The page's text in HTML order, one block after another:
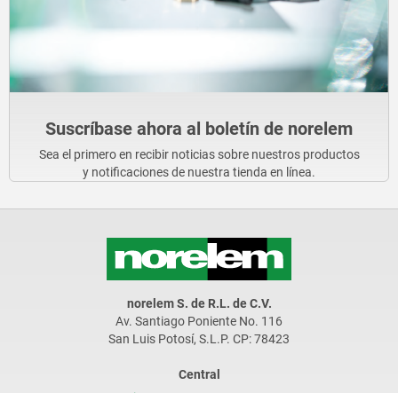
Suscríbase ahora al boletín de norelem
Sea el primero en recibir noticias sobre nuestros productos
y notificaciones de nuestra tienda en línea.
norelem S. de R.L. de C.V.
Av. Santiago Poniente No. 116
San Luis Potosí, S.L.P. CP: 78423
Central